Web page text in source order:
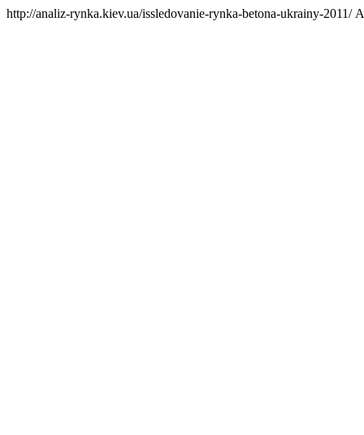
http://analiz-rynka.kiev.ua/issledovanie-rynka-betona-ukrainy-2011/